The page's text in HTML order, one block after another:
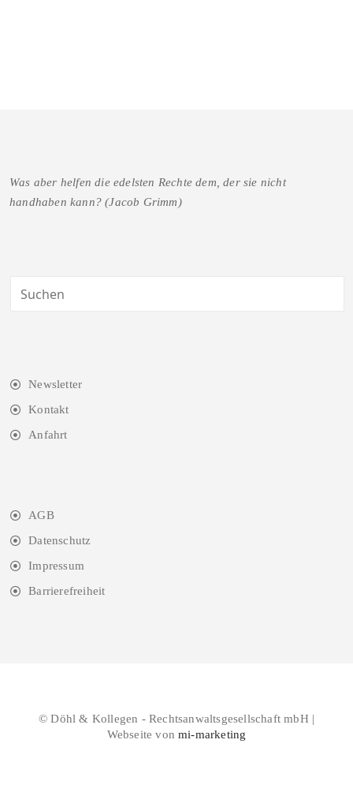
Was aber helfen die edelsten Rechte dem, der sie nicht
handhaben kann? (Jacob Grimm)
Newsletter
Kontakt
Anfahrt
AGB
Datenschutz
Impressum
Barrierefreiheit
© Döhl & Kollegen - Rechtsanwaltsgesellschaft mbH |
Webseite vonmi-marketing